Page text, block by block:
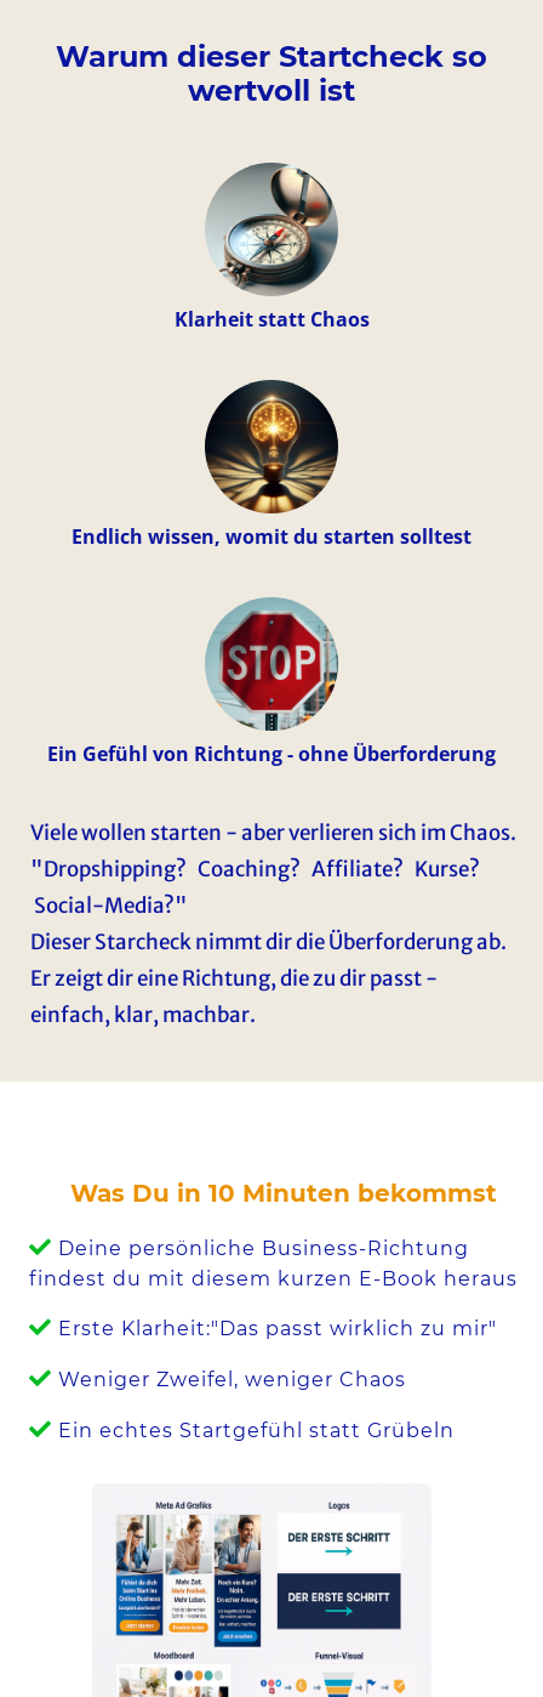
Warum dieser Startcheck so
wertvoll ist
Klarheit statt Chaos
Endlich wissen, womit du starten solltest
Ein Gefühl von Richtung - ohne Überforderung
Viele wollen starten - aber verlieren sich im Chaos.
"Dropshipping? Coaching? Affiliate? Kurse?
Social-Media?"
Dieser Starcheck nimmt dir die Überforderung ab.
Er zeigt dir eine Richtung, die zu dir passt -
einfach, klar, machbar.
Was Du in 10 Minuten bekommst
Deine persönliche Business-Richtung
findest du mit diesem kurzen E-Book heraus
Erste Klarheit:"Das passt wirklich zu mir"
Weniger Zweifel, weniger Chaos
Ein echtes Startgefühl statt Grübeln